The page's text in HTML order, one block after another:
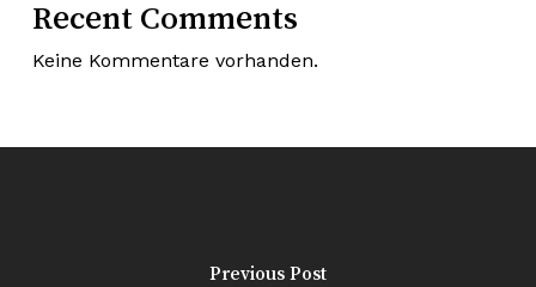
Recent Comments
Keine Kommentare vorhanden.
Previous Post